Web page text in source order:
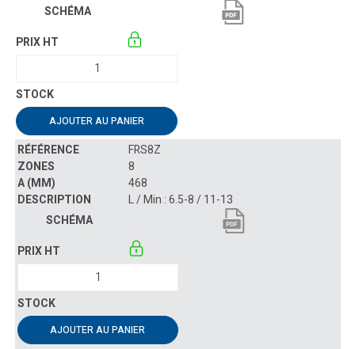
AJOUTER AU PANIER
FRS8Z
8
468
L / Min : 6.5-8 / 11-13
AJOUTER AU PANIER